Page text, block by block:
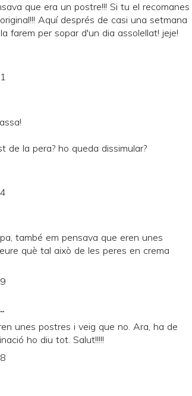
que era un postre!!! Si tu el recomanes
Aquí després de casi una setmana
farem per sopar d'un dia assolellat! jeje!
de la pera? ho queda dissimular?
també em pensava que eren unes
què tal això de les peres en crema
unes postres i veig que no. Ara, ha de
ho diu tot. Salut!!!!!